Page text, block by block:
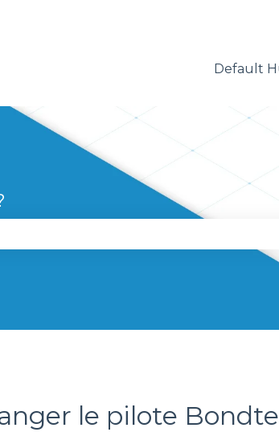
Default
le pilote